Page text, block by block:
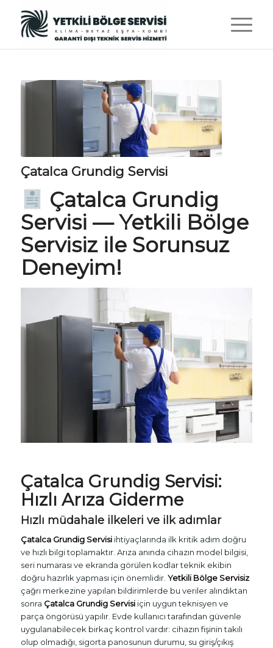
Çatalca Grundig Servisi
Çatalca Grundig
Servisi —Yetkili Bölge
Servisizile Sorunsuz
Deneyim!
Çatalca Grundig Servisi:
Hızlı Arıza Giderme
Hızlı müdahale ilkeleri ve ilk adımlar
Çatalca Grundig Servisiihtiyaçlarında ilk kritik adım doğru
ve hızlı bilgi toplamaktır. Arıza anında cihazın model bilgisi,
seri numarası ve ekranda görülen kodlar teknik ekibin
doğru hazırlık yapması için önemlidir. Yetkili Bölge Servisiz
çağrı merkezine yapılan bildirimlerde bu veriler alındıktan
sonra Çatalca Grundig Servisiiçin uygun teknisyen ve
parça öngörüsü yapılır. Evde kullanıcı tarafından güvenle
uygulanabilecek birkaç kontrol vardır: cihazın fişinin takılı
olup olmadığı, sigorta panosunun durumu, su giriş/çıkış